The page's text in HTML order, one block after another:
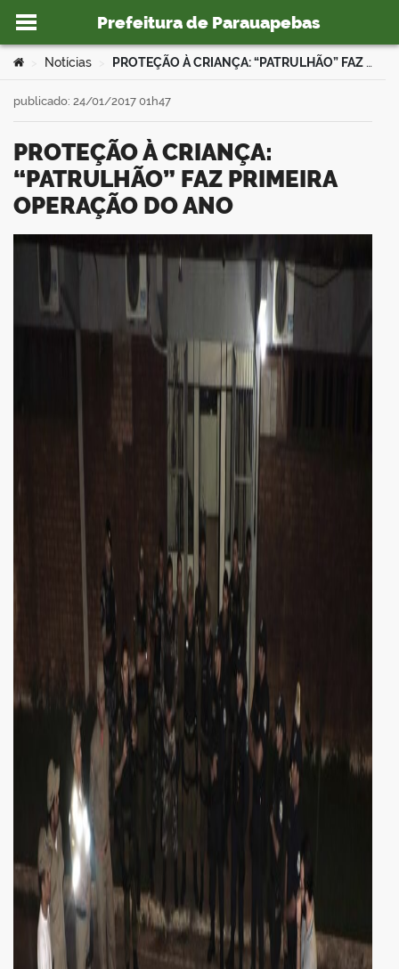
Ir para o conteúdo
Prefeitura de Parauapebas
portal
Você está aqui:
Notícias PROTEÇÃO À CRIANÇA: “PATRULHÃO” FAZ PRIMEIRA OPERAÇÃO DO ANO
PROTEÇÃO À CRIANÇA:
“PATRULHÃO” FAZ PRIMEIRA
OPERAÇÃO DO ANO
publicado: 24/01/2017 01h47